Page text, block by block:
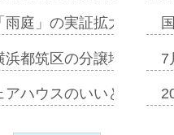
雨庭」の実証拡大へ=ガ
浜都筑区の分譲地開発
アハウスのいいとこど
7